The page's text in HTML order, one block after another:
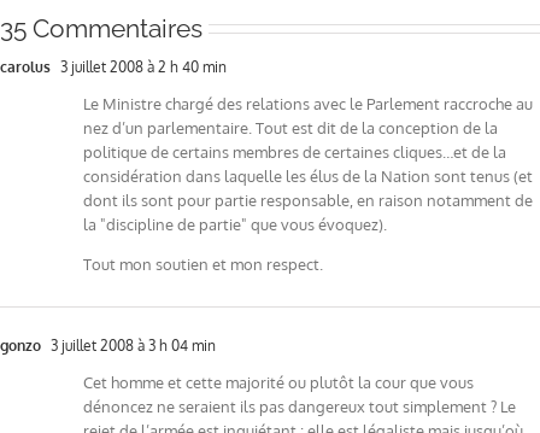
35 Commentaires
carolus 3 juillet 2008 à 2 h 40 min
Le Ministre chargé des relations avec le Parlement raccroche au
nez d’un parlementaire. Tout est dit de la conception de la
politique de certains membres de certaines cliques…et de la
considération dans laquelle les élus de la Nation sont tenus (et
dont ils sont pour partie responsable, en raison notamment de
la "discipline de partie" que vous évoquez).
Tout mon soutien et mon respect.
gonzo 3 juillet 2008 à 3 h 04 min
Cet homme et cette majorité ou plutôt la cour que vous
dénoncez ne seraient ils pas dangereux tout simplement ? Le